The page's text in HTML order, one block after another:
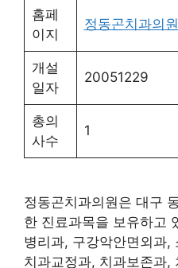
홈페
이지
정동곤치과의원
개설
일자
20051229
총의
사수
1
정동곤치과의원은 대구
한 진료과목을 보유하고
병리과, 구강악안면외과,
치과교정과, 치과보존과,